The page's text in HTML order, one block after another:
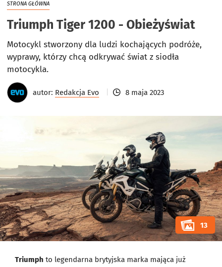
STRONA GŁÓWNA
Triumph Tiger 1200 - Obieżyświat
Motocykl stworzony dla ludzi kochających podróże,
wyprawy, którzy chcą odkrywać świat z siodła
motocykla.
autor: Redakcja Evo 8 maja 2023
13
Triumph to legendarna brytyjska marka mająca już